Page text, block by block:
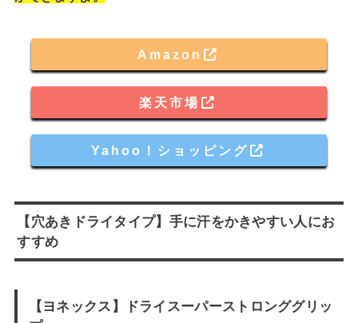
Amazon
楽天市場
Yahoo！ショッピング
【穴あきドライタイプ】手に汗をかきやすい人にお
すすめ
【ヨネックス】ドライスーパーストロンググリッ